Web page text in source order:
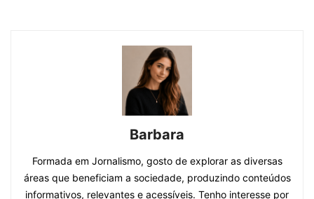
Barbara
Formada em Jornalismo, gosto de explorar as diversas
áreas que beneficiam a sociedade, produzindo conteúdos
informativos, relevantes e acessíveis. Tenho interesse por